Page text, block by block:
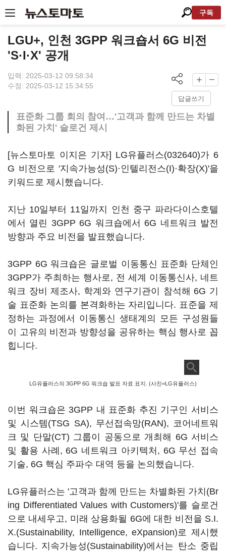
구독
LGU+, 인천 3GPP 워크숍서 6G 비전
'S·I·X' 공개
입력: 2025-03-12 09:58:34
수정: 2025-03-12 15:34:55
답글쓰기
표준화 그룹 회의 참여…'고객과 함께 만드는 차별
화된 가치' 슬로건 제시
[뉴스토마토 이지은 기자] LG유플러스(032640)가 6
G 비전으로 '지속가능성(S)·인텔리전스(I)·확장(X)'을
키워드로 제시했습니다.
지난 10일부터 11일까지 인천 중구 파라다이스호텔
에서 열린 3GPP 6G 워크숍에서 6G 네트워크 발전
방향과 주요 비전을 발표했습니다.
3GPP 6G 워크숍은 글로벌 이동통신 표준화 단체인
3GPP가 주최하는 행사로, 전 세계 이동통신사, 네트
워크 장비 제조사, 학계와 연구기관이 참석해 6G 기
술 표준화 논의를 본격화하는 자리입니다. 표준을 제
정하는 과정에서 이동통신 생태계의 모든 구성원들
이 고유의 비전과 방향성을 공유하는 핵심 행사로 꼽
힙니다.
LG유플러스의 3GPP 6G 워크숍 발표 자료 표지. (사진=LG유플러스)
이번 워크숍은 3GPP 내 표준화 추진 기구인 서비스
및 시스템(TSG SA), 무선접속망(RAN), 코어네트워
크 및 단말(CT) 그룹이 공동으로 개최해 6G 서비스
및 활용 사례, 6G 네트워크 아키텍처, 6G 무선 접속
기술, 6G 핵심 주파수 대역 등을 논의했습니다.
LG유플러스는 '고객과 함께 만드는 차별화된 가치(Br
ing Differentiated Values with Customers)'를 슬로건
으로 내세우고, 미래 상용화될 6G에 대한 비전을 S.I.
X.(Sustainability, Intelligence, eXpansion)로 제시했
습니다. 지속가능성(Sustainability)에서는 탄소 중립